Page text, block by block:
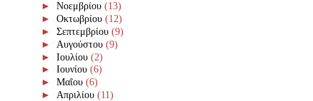
►Νοεμβρίου(13)
►Οκτωβρίου(12)
►Σεπτεμβρίου(9)
► Αυγούστου(9)
►Ιουλίου(2)
►Ιουνίου(6)
►Μαΐου(6)
► Απριλίου(11)